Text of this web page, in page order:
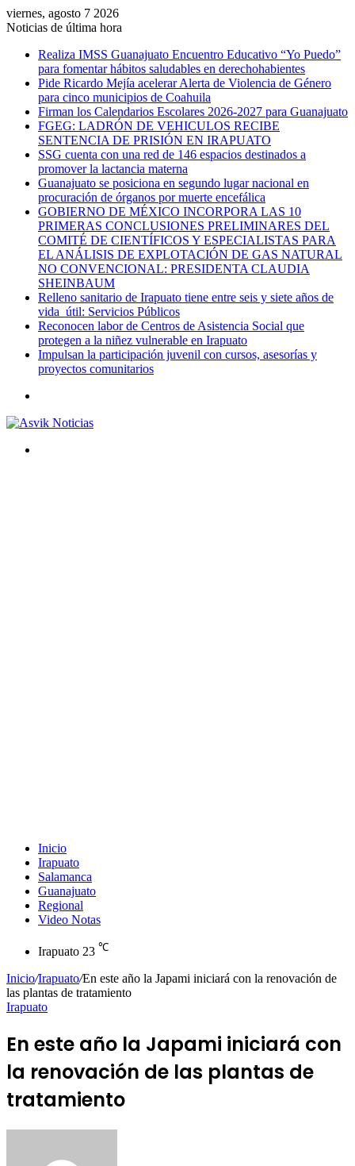
viernes, agosto 7 2026
Noticias de última hora
Realiza IMSS Guanajuato Encuentro Educativo “Yo Puedo”
para fomentar hábitos saludables en derechohabientes
Pide Ricardo Mejía acelerar Alerta de Violencia de Género
para cinco municipios de Coahuila
Firman los Calendarios Escolares 2026-2027 para Guanajuato
FGEG: LADRÓN DE VEHICULOS RECIBE
SENTENCIA DE PRISIÓN EN IRAPUATO
SSG cuenta con una red de 146 espacios destinados a
promover la lactancia materna
Guanajuato se posiciona en segundo lugar nacional en
procuración de órganos por muerte encefálica
GOBIERNO DE MÉXICO INCORPORA LAS 10
PRIMERAS CONCLUSIONES PRELIMINARES DEL
COMITÉ DE CIENTÍFICOS Y ESPECIALISTAS PARA
EL ANÁLISIS DE EXPLOTACIÓN DE GAS NATURAL
NO CONVENCIONAL: PRESIDENTA CLAUDIA
SHEINBAUM
Relleno sanitario de Irapuato tiene entre seis y siete años de
vida útil: Servicios Públicos
Reconocen labor de Centros de Asistencia Social que
protegen a la niñez vulnerable en Irapuato
Impulsan la participación juvenil con cursos, asesorías y
proyectos comunitarios
Inicio
Irapuato
Salamanca
Guanajuato
Regional
Video Notas
Irapuato 23 ℃
Inicio/Irapuato/En este año la Japami iniciará con la renovación de
las plantas de tratamiento
Irapuato
En este año la Japami iniciará con
la renovación de las plantas de
tratamiento